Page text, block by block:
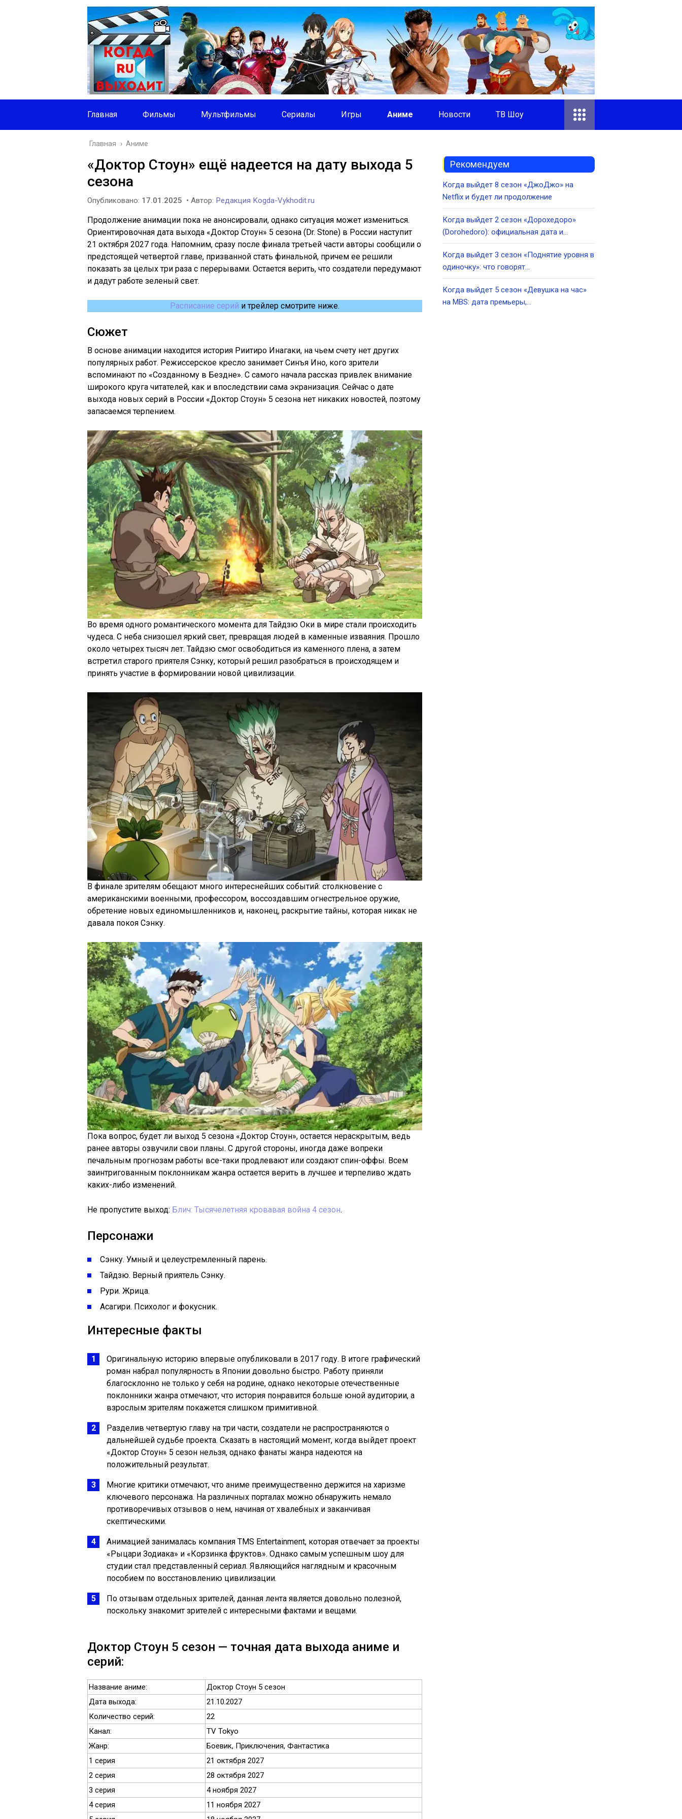
Главная Фильмы Мультфильмы Сериалы Игры Аниме Новости ТВ Шоу
Главная › Аниме
«Доктор Стоун» ещё надеется на дату выхода 5
сезона
Опубликовано: 17.01.2025 • Автор: Редакция Kogda-Vykhodit.ru
Продолжение анимации пока не анонсировали, однако ситуация может измениться.
Ориентировочная дата выхода «Доктор Стоун» 5 сезона (Dr. Stone) в России наступит
21 октября 2027 года. Напомним, сразу после финала третьей части авторы сообщили о
предстоящей четвертой главе, призванной стать финальной, причем ее решили
показать за целых три раза с перерывами. Остается верить, что создатели передумают
и дадут работе зеленый свет.
Расписание серий и трейлер смотрите ниже.
Сюжет
В основе анимации находится история Риитиро Инагаки, на чьем счету нет других
популярных работ. Режиссерское кресло занимает Синъя Ино, кого зрители
вспоминают по «Созданному в Бездне». С самого начала рассказ привлек внимание
широкого круга читателей, как и впоследствии сама экранизация. Сейчас о дате
выхода новых серий в России «Доктор Стоун» 5 сезона нет никаких новостей, поэтому
запасаемся терпением.
Во время одного романтического момента для Тайдзю Оки в мире стали происходить
чудеса. С неба снизошел яркий свет, превращая людей в каменные изваяния. Прошло
около четырех тысяч лет. Тайдзю смог освободиться из каменного плена, а затем
встретил старого приятеля Сэнку, который решил разобраться в происходящем и
принять участие в формировании новой цивилизации.
В финале зрителям обещают много интереснейших событий: столкновение с
американскими военными, профессором, воссоздавшим огнестрельное оружие,
обретение новых единомышленников и, наконец, раскрытие тайны, которая никак не
давала покоя Сэнку.
Пока вопрос, будет ли выход 5 сезона «Доктор Стоун», остается нераскрытым, ведь
ранее авторы озвучили свои планы. С другой стороны, иногда даже вопреки
печальным прогнозам работы все-таки продлевают или создают спин-оффы. Всем
заинтригованным поклонникам жанра остается верить в лучшее и терпеливо ждать
каких-либо изменений.
Не пропустите выход: Блич: Тысячелетняя кровавая война 4 сезон.
Персонажи
Сэнку. Умный и целеустремленный парень.
Тайдзю. Верный приятель Сэнку.
Рури. Жрица.
Асагири. Психолог и фокусник.
Интересные факты
Оригинальную историю впервые опубликовали в 2017 году. В итоге графический
роман набрал популярность в Японии довольно быстро. Работу приняли
благосклонно не только у себя на родине, однако некоторые отечественные
поклонники жанра отмечают, что история понравится больше юной аудитории, а
взрослым зрителям покажется слишком примитивной.
Разделив четвертую главу на три части, создатели не распространяются о
дальнейшей судьбе проекта. Сказать в настоящий момент, когда выйдет проект
«Доктор Стоун» 5 сезон нельзя, однако фанаты жанра надеются на
положительный результат.
Многие критики отмечают, что аниме преимущественно держится на харизме
ключевого персонажа. На различных порталах можно обнаружить немало
противоречивых отзывов о нем, начиная от хвалебных и заканчивая
скептическими.
Анимацией занималась компания TMS Entertainment, которая отвечает за проекты
«Рыцари Зодиака» и «Корзинка фруктов». Однако самым успешным шоу для
студии стал представленный сериал. Являющийся наглядным и красочным
пособием по восстановлению цивилизации.
По отзывам отдельных зрителей, данная лента является довольно полезной,
поскольку знакомит зрителей с интересными фактами и вещами.
Доктор Стоун 5 сезон — точная дата выхода аниме и
серий:
Название аниме:
Доктор Стоун 5 сезон
Дата выхода:
21.10.2027
Количество серий:
22
Канал:
TV Tokyo
Жанр:
Боевик, Приключения, Фантастика
1 серия
21 октября 2027
2 серия
28 октября 2027
3 серия
4 ноября 2027
4 серия
11 ноября 2027
Рекомендуем
Когда выйдет 8 сезон «ДжоДжо» на
Netflix и будет ли продолжение
Когда выйдет 2 сезон «Дорохедоро»
(Dorohedoro): официальная дата и…
Когда выйдет 3 сезон «Поднятие уровня в
одиночку»: что говорят…
Когда выйдет 5 сезон «Девушка на час»
на MBS: дата премьеры,…